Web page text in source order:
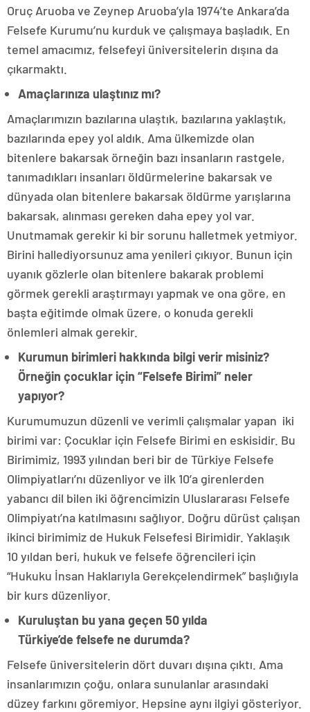
Oruç Aruoba ve Zeynep Aruoba’yla 1974’te Ankara’da
Felsefe Kurumu’nu kurduk ve çalışmaya başladık. En
temel amacımız, felsefeyi üniversitelerin dışına da
çıkarmaktı.
Amaçlarınıza ulaştınız mı?
Amaçlarımızın bazılarına ulaştık, bazılarına yaklaştık,
bazılarında epey yol aldık. Ama ülkemizde olan
bitenlere bakarsak örneğin bazı insanların rastgele,
tanımadıkları insanları öldürmelerine bakarsak ve
dünyada olan bitenlere bakarsak öldürme yarışlarına
bakarsak, alınması gereken daha epey yol var.
Unutmamak gerekir ki bir sorunu halletmek yetmiyor.
Birini hallediyorsunuz ama yenileri çıkıyor. Bunun için
uyanık gözlerle olan bitenlere bakarak problemi
görmek gerekli araştırmayı yapmak ve ona göre, en
başta eğitimde olmak üzere, o konuda gerekli
önlemleri almak gerekir.
Kurumun birimleri hakkında bilgi verir misiniz?
Örneğin çocuklar için “Felsefe Birimi” neler
yapıyor?
Kurumumuzun düzenli ve verimli çalışmalar yapan iki
birimi var: Çocuklar için Felsefe Birimi en eskisidir. Bu
Birimimiz, 1993 yılından beri bir de Türkiye Felsefe
Olimpiyatları’nı düzenliyor ve ilk 10’a girenlerden
yabancı dil bilen iki öğrencimizin Uluslararası Felsefe
Olimpiyatı’na katılmasını sağlıyor. Doğru dürüst çalışan
ikinci birimimiz de Hukuk Felsefesi Birimidir. Yaklaşık
10 yıldan beri, hukuk ve felsefe öğrencileri için
“Hukuku İnsan Haklarıyla Gerekçelendirmek” başlığıyla
bir kurs düzenliyor.
Kuruluştan bu yana geçen 50 yılda
Türkiye’de felsefe ne durumda?
Felsefe üniversitelerin dört duvarı dışına çıktı. Ama
insanlarımızın çoğu, onlara sunulanlar arasındaki
düzey farkını göremiyor. Hepsine aynı ilgiyi gösteriyor.